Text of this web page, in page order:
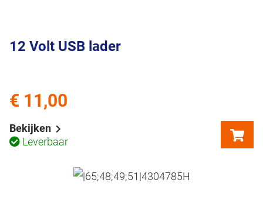
12 Volt USB lader
Bekijken
Leverbaar
€ 11,00